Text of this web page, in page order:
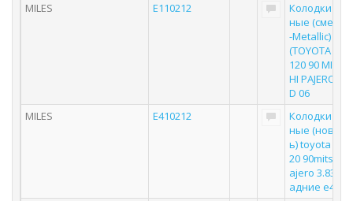
MILES
E110212
Колодки
ные (смесь
-Metallic)
(TOYOTA LC
120 90
HI PAJERO
D 06
MILES
E410212
Колодки
ные (новая
ь) toyota lc
20
ajero 3.83.2d
адние